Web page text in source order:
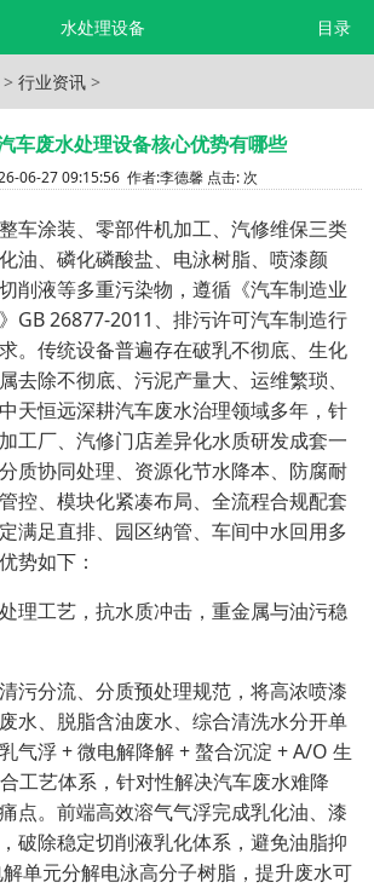
水处理设备 目录
> 行业资讯 >
车废水处理设备核心优势有哪些
06-27 09:15:56 作者:李德馨 点击: 次
车涂装、零部件机加工、汽修维保三类
油、磷化磷酸盐、电泳树脂、喷漆颜
削液等多重污染物，遵循《汽车制造业
GB 26877-2011、排污许可汽车制造行
。传统设备普遍存在破乳不彻底、生化
去除不彻底、污泥产量大、运维繁琐、
天恒远深耕汽车废水治理领域多年，针
工厂、汽修门店差异化水质研发成套一
质协同处理、资源化节水降本、防腐耐
控、模块化紧凑布局、全流程合规配套
满足直排、园区纳管、车间中水回用多
势如下：
理工艺，抗水质冲击，重金属与油污稳
污分流、分质预处理规范，将高浓喷漆
水、脱脂含油废水、综合清洗水分开单
气浮 + 微电解降解 + 螯合沉淀 + A/O 生
工艺体系，针对性解决汽车废水难降
点。前端高效溶气气浮完成乳化油、漆
破除稳定切削液乳化体系，避免油脂抑
单元分解电泳高分子树脂，提升废水可